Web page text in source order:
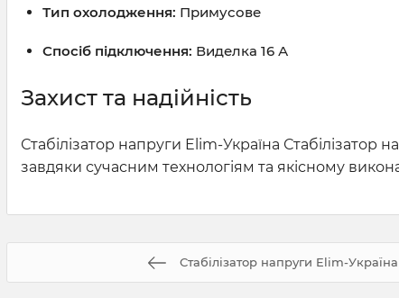
Тип охолодження: Примусове
Спосіб підключення: Виделка 16 А
Захист та надійність
Стабілізатор напруги Elim-Україна
завдяки сучасним технологіям та якісному
Стабілізатор напруги Elim-